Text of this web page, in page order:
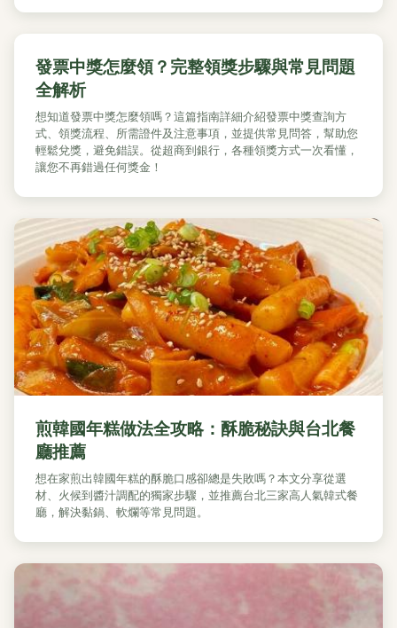
發票中獎怎麼領？完整領獎步驟與常見問題
全解析
想知道發票中獎怎麼領嗎？這篇指南詳細介紹發票中獎查詢方
式、領獎流程、所需證件及注意事項，並提供常見問答，幫助您
輕鬆兌獎，避免錯誤。從超商到銀行，各種領獎方式一次看懂，
讓您不再錯過任何獎金！
煎韓國年糕做法全攻略：酥脆秘訣與台北餐
廳推薦
想在家煎出韓國年糕的酥脆口感卻總是失敗嗎？本文分享從選
材、火候到醬汁調配的獨家步驟，並推薦台北三家高人氣韓式餐
廳，解決黏鍋、軟爛等常見問題。